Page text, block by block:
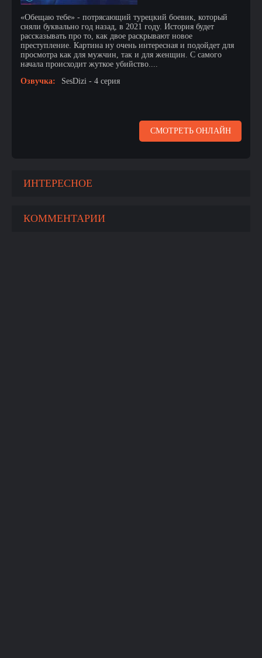
«Обещаю тебе» - потрясающий турецкий боевик, который
сняли буквально год назад, в 2021 году. История будет
рассказывать про то, как двое раскрывают новое
преступление. Картина ну очень интересная и подойдет для
просмотра как для мужчин, так и для женщин. С самого
начала происходит жуткое убийство....
Озвучка:
SesDizi - 4 серия
СМОТРЕТЬ ОНЛАЙН
ИНТЕРЕСНОЕ
КОММЕНТАРИИ